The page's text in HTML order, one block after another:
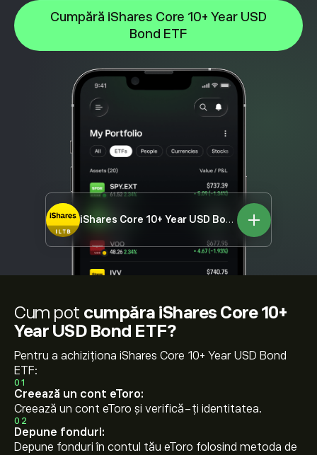
Cumpără iShares Core 10+ Year USD
Bond ETF
iShares Core 10+ Year USD Bond ETF ILTB
Cum pot cumpăra iShares Core 10+
Year USD Bond ETF?
Pentru a achiziționa iShares Core 10+ Year USD Bond
ETF:
01
Creează un cont eToro:
Creează un cont eToro și verifică-ți identitatea.
02
Depune fonduri:
Depune fonduri în contul tău eToro folosind metoda de